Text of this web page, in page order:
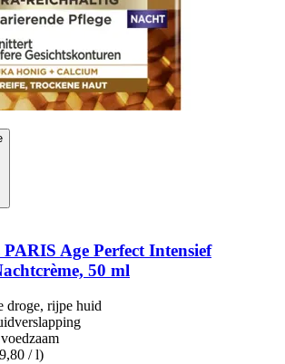
Age Perfect Intensief
50 ml
droge, rijpe huid
/ l)